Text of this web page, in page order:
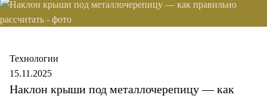
Технологии
15.11.2025
Наклон крыши под металлочерепицу — как